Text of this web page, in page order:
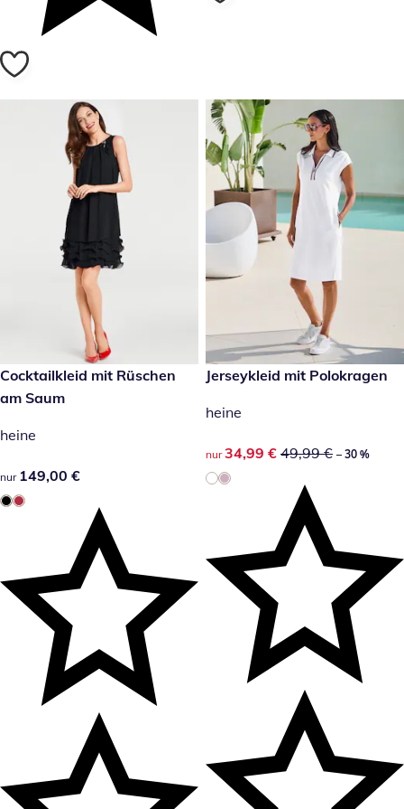
149,00 €
Cocktailkleid mit Rüschen
am Saum
heine
149,00 €
nur 149,00 €
reduzierter Preis 34,99 €,
-30 %
Jerseykleid mit Polokragen
heine
reduzierter Preis 34,99 €,
nur 34,99 € 49,99 € – 30 %